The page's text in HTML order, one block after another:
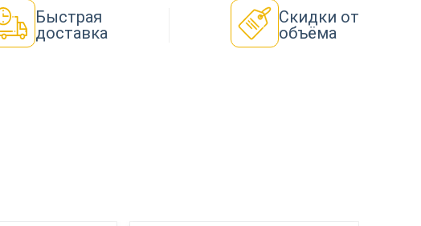
Быстрая
доставка
Скидки от
объёма